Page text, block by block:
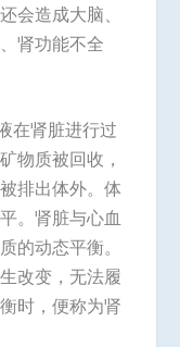
会造成大脑、
肾功能不全
在肾脏进行过
物质被回收，
排出体外。体
。肾脏与心血
的动态平衡。
改变，无法履
时，便称为肾